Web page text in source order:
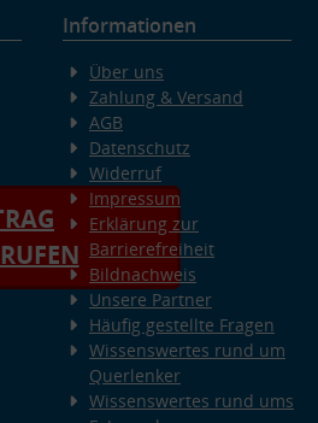
Informationen
Über uns
Zahlung & Versand
AGB
Datenschutz
Widerruf
Impressum
Erklärung zur
Barrierefreiheit
Bildnachweis
Unsere Partner
Häufig gestellte Fragen
Wissenswertes rund um
Querlenker
Wissenswertes rund ums